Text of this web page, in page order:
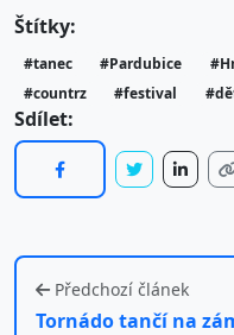
Štítky:
#tanec #Pardubice
#countrz
#festival
Sdílet:
Předchozí článek
Tornádo tančí na